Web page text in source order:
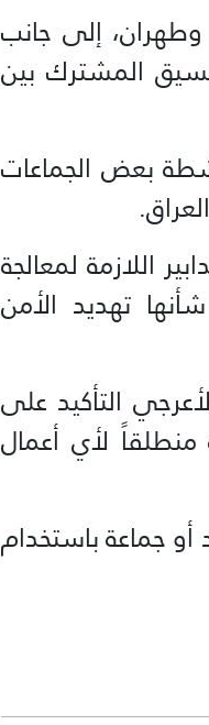
وطهران، إلى جانب
المشترك بين
بعض الجماعات
اللازمة لمعالجة
تهديد الأمن
التأكيد على
منطلقاً لأي أعمال
جماعة باستخدام